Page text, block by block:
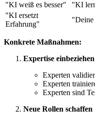
"KI weiß es besser"
"KI
"KI ersetzt
Erfahrung"
Konkrete Maßnahmen:
Expertise einbeziehen
Experten
Experten
Experten sind
Neue Rollen schaffen